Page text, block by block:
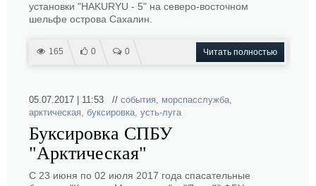
установки "HAKURYU - 5" на северо-восточном
шельфе острова Сахалин.
165 0 0 Читать полностью
05.07.2017 | 11:53 // события, морспасслужба,
арктическая, буксировка, усть-луга
Буксировка СПБУ
"Арктическая"
С 23 июня по 02 июля 2017 года спасательные